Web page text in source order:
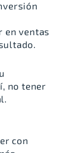
en ventas
no tener
con